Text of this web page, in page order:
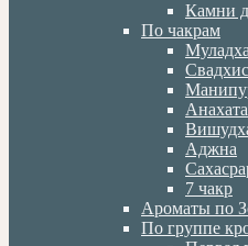
Камни
По чакрам
Анахата
Аджна
7 чакр
Ароматы по
По группе